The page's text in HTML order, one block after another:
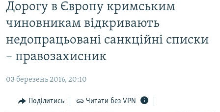
основного
матеріалу
до
основної
Перейти
пошуку
ВОДА.КРИМ
ПОГЛЯД
ІНТЕРВ'Ю
Дорогу в Європу кримським
чиновникам відкривають
недопрацьовані санкційні списки
– правозахисник
03 березень 2016, 20:10
Поділитись Читати без VPN